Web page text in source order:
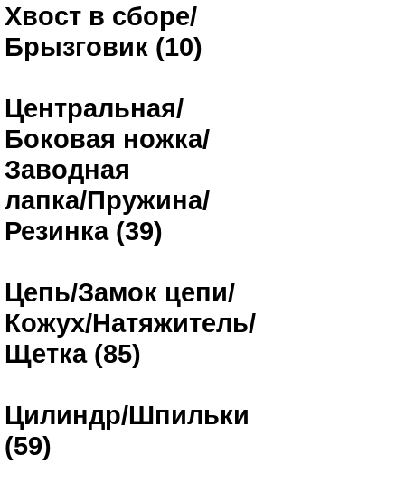
Хвост в сборе/
Брызговик (10)
Центральная/
Боковая ножка/
Заводная
лапка/Пружина/
Резинка (39)
Цепь/Замок цепи/
Кожух/Натяжитель/
Щетка (85)
Цилиндр/Шпильки
(59)